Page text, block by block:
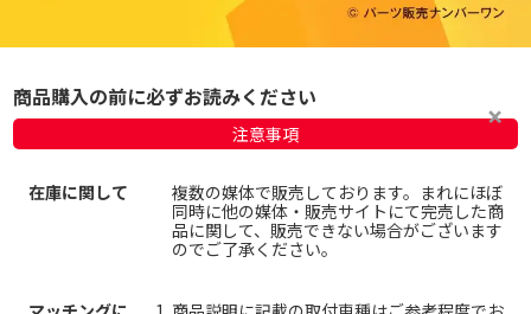
商品購入の前に必ずお読みください
注意事項
在庫に関して
複数の媒体で販売しております。まれにほぼ
同時に他の媒体・販売サイトにて完売した商
品に関して、販売できない場合がございます
のでご了承ください。